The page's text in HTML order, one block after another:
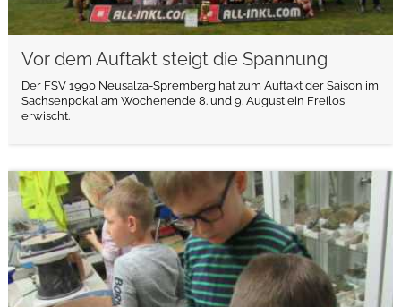
Vor dem Auftakt steigt die Spannung
Der FSV 1990 Neusalza-Spremberg hat zum Auftakt der Saison im
Sachsenpokal am Wochenende 8. und 9. August ein Freilos
erwischt.
weiterlesen